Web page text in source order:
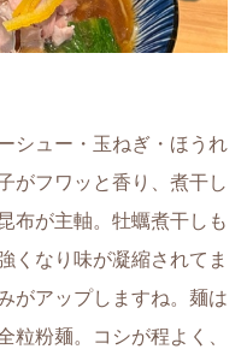
シュー・玉ねぎ・ほうれ
がフワッと香り、煮干し
布が主軸。牡蠣煮干しも
くなり味が凝縮されてま
がアップしますね。麺は
粒粉麺。コシが程よく、